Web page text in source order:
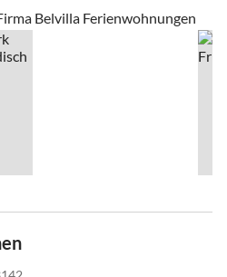
Belvilla Ferienwohnungen